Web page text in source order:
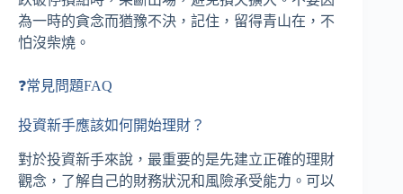
為一時的貪念而猶豫不決，記住，留得青山在，不
怕沒柴燒。
❓常見問題FAQ
投資新手應該如何開始理財？
對於投資新手來說，最重要的是先建立正確的理財
觀念，了解自己的財務狀況和風險承受能力。可以